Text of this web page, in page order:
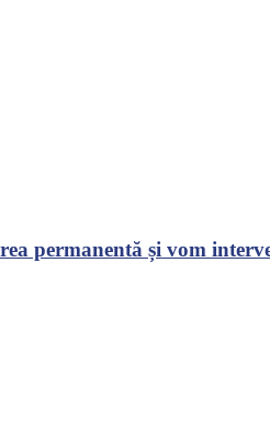
permanentă și vom